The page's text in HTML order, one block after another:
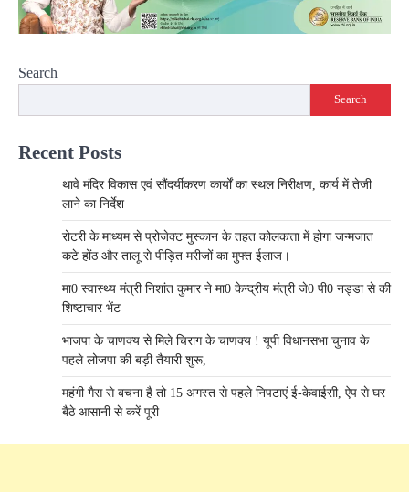
Search
Search
Recent Posts
थावे मंदिर विकास एवं सौंदर्यीकरण कार्यों का स्थल निरीक्षण, कार्य में तेजी
लाने का निर्देश
रोटरी के माध्यम से प्रोजेक्ट मुस्कान के तहत कोलकत्ता में होगा जन्मजात
कटे होंठ और तालू से पीड़ित मरीजों का मुफ्त ईलाज।
मा0 स्वास्थ्य मंत्री निशांत कुमार ने मा0 केन्द्रीय मंत्री जे0 पी0 नड्डा से की
शिष्टाचार भेंट
भाजपा के चाणक्य से मिले चिराग के चाणक्य ! यूपी विधानसभा चुनाव के
पहले लोजपा की बड़ी तैयारी शुरू,
महंगी गैस से बचना है तो 15 अगस्त से पहले निपटाएं ई-केवाईसी, ऐप से घर
बैठे आसानी से करें पूरी